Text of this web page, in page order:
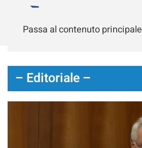
Passa al contenuto principale
– Editoriale –